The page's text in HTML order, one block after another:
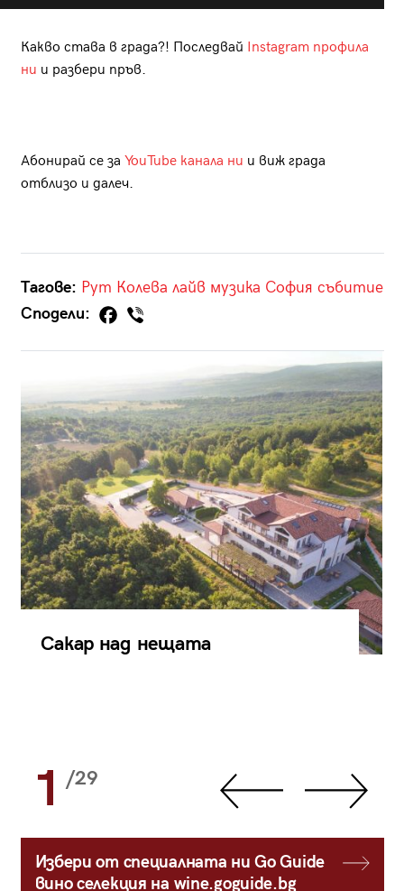
Какво става в града?! Последвай Instagram профила
ни и разбери пръв.
Абонирай се за YouTube канала ни и виж града
отблизо и далеч.
Тагове: Рут Колева лайв музика София събитие
Сподели:
Сакар над нещата
1 /29
Избери от специалната ни Go Guide
вино селекция на wine.goguide.bg